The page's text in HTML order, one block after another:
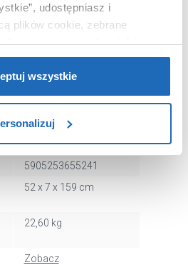
udostępniasz i
plików cookie, zebrane
zewnętrznych, a także nasi
chcesz, włącz „Tylko
Pamiętaj jednak, że
cookie mogą mieć wpływ na
na temat plików plików
na temat plików cookie i tego,
wszystkie
Instal Projekt
STIE50150C75GH06C2
148 cm
50 cm
600 Wat
czarny
5905253655241
52 x 7 x 159 cm
22,60 kg
Zobacz